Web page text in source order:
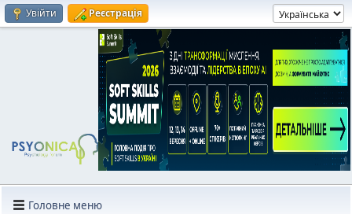
Увійти Реєстрація
Головне меню